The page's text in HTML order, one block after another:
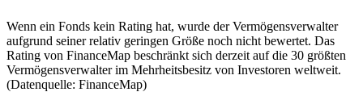
Wenn ein Fonds kein Rating hat, wurde der Vermögensverwalter
aufgrund seiner relativ geringen Größe noch nicht bewertet. Das
Rating von FinanceMap beschränkt sich derzeit auf die 30 größten
Vermögensverwalter im Mehrheitsbesitz von Investoren weltweit.
(Datenquelle: FinanceMap)